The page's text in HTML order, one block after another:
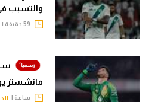
والتسبب
مانشستر
ساعة |